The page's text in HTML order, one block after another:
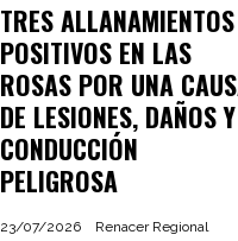
TRES ALLANAMIENTOS
POSITIVOS EN LAS
ROSAS POR UNA
DE LESIONES, DAÑOS Y
CONDUCCIÓN
PELIGROSA
Renacer Regional
23/07/2026